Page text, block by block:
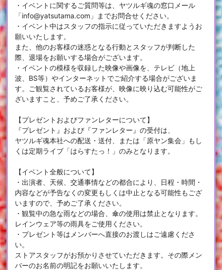
・イベントに関するご質問等は、ヤツルギ魂の窓口メール
「info@yatsutama.com」までお問合せください。
・イベント中はスタッフの指示に従っていただきますようお
願いいたします。
また、他のお客様の迷惑となる行動とスタッフが判断した
際、退場をお願いする場合がございます。
・イベントの模様を収録した映像や画像を、テレビ（地上
波、BS等）やインターネットでご紹介する場合がございま
す。ご観覧されているお客様が、映像に映り込む可能性がご
ざいますこと、予めご了承ください。
【プレゼントおよびファンレターについて】
『プレゼント』および『ファンレター』の受付は、
ヤツルギ魂本社への配送・送付、または「原ヤン集会」もし
くは定期ライブ「はらすたっ！」のみとなります。
【イベント全般について】
・出演者、天候、交通事情などの都合により、日程・時間・
内容などが予告なくの変更もしくは中止となる可能性もござ
いますので、予めご了承ください。
・観覧中の急な雨などの場合、傘の使用は禁止となります。
レインウェア等の雨具をご使用ください。
・プレゼント等はメンバーへ直接のお渡しはご遠慮くださ
い。
ストアスタッフがお預かりさせていただきます。その際メン
バーのお名前の明記をお願いいたします。